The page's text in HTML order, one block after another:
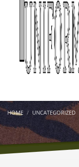
HOME UNCATEGORIZED